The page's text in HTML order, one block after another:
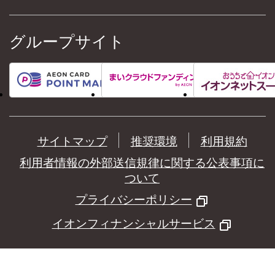
グループサイト
サイトマップ 推奨環境
利用規約
利用者情報の外部送信規律に関する公表事項に
ついて
プライバシーポリシー
イオンフィナンシャルサービス